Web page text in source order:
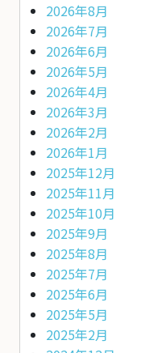
2026年8月
2026年7月
2026年6月
2026年5月
2026年4月
2026年3月
2026年2月
2026年1月
2025年12月
2025年11月
2025年10月
2025年9月
2025年8月
2025年7月
2025年6月
2025年5月
2025年2月